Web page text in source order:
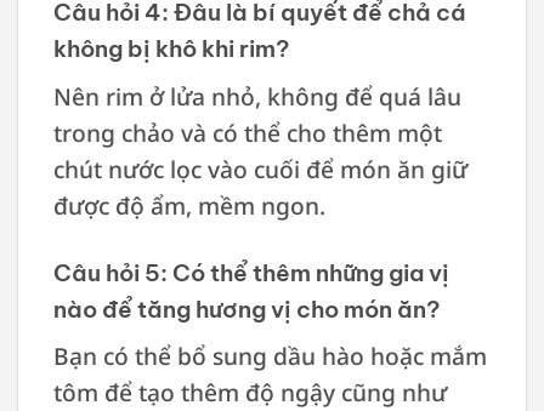
Câu hỏi 4: Đâu là bí quyết để chả cá
không bị khô khi rim?
Nên rim ở lửa nhỏ, không để quá lâu
trong chảo và có thể cho thêm một
chút nước lọc vào cuối để món ăn giữ
được độ ẩm, mềm ngon.
Câu hỏi 5: Có thể thêm những gia vị
nào để tăng hương vị cho món ăn?
Bạn có thể bổ sung dầu hào hoặc mắm
tôm để tạo thêm độ ngậy cũng như